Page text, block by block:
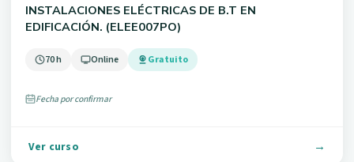
INSTALACIONES ELÉCTRICAS DE B.T EN
EDIFICACIÓN. (ELEE007PO)
70 h Online Gratuito
Fecha por confirmar
Ver curso